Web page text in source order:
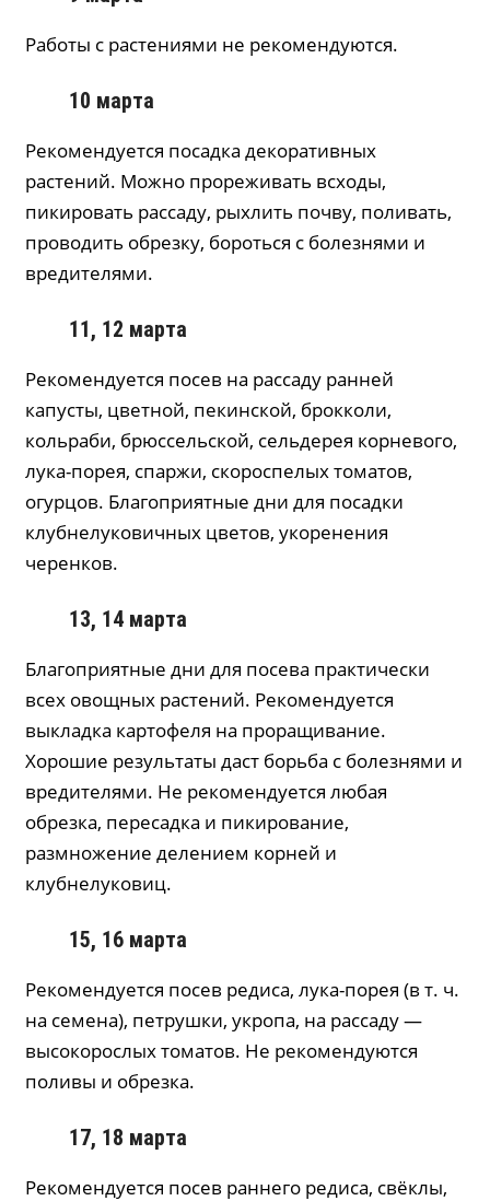
Работы с растениями не рекомендуются.
10 марта
Рекомендуется посадка декоративных
растений. Можно прореживать всходы,
пикировать рассаду, рыхлить почву, поливать,
проводить обрезку, бороться с болезнями и
вредителями.
11, 12 марта
Рекомендуется посев на рассаду ранней
капусты, цветной, пекинской, брокколи,
кольраби, брюссельской, сельдерея корневого,
лука-порея, спаржи, скороспелых томатов,
огурцов. Благоприятные дни для посадки
клубнелуковичных цветов, укоренения
черенков.
13, 14 марта
Благоприятные дни для посева практически
всех овощных растений. Рекомендуется
выкладка картофеля на проращивание.
Хорошие результаты даст борьба с болезнями и
вредителями. Не рекомендуется любая
обрезка, пересадка и пикирование,
размножение делением корней и
клубнелуковиц.
15, 16 марта
Рекомендуется посев редиса, лука-порея (в т. ч.
на семена), петрушки, укропа, на рассаду —
высокорослых томатов. Не рекомендуются
поливы и обрезка.
17, 18 марта
Рекомендуется посев раннего редиса, свёклы,